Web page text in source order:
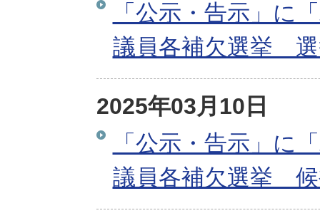
「公示・告示」に
議員各補欠選挙 選
2025年03月10日
「公示・告示」に
議員各補欠選挙 候